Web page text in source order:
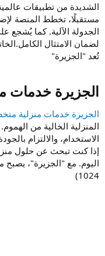
الشديدة من تطبيقات
مستقبلًا، تخطط المنصة
الجدولة الآلية. كما يُشجع
لضمان الامتثال
تُعد "الجزيرة"
الجزيرة خدمات
الجزيرة خدمات منزلية
المنزلية الخالية من
الاستخدام، والالتزام
إذا كنت تبحث عن حلول
اليوم. مع "الجزيرة"، يصبح
1024)